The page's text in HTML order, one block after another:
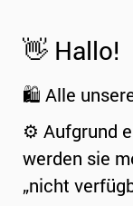
👋 Hallo!
🛍️ Alle
⚙️ Aufgrund
werden sie
„nicht